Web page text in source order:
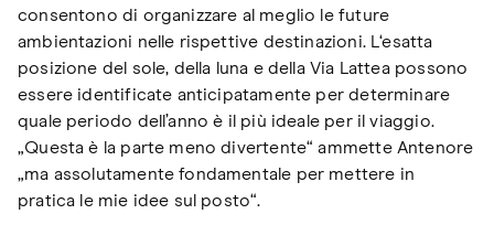
consentono di organizzare al meglio le future
ambientazioni nelle rispettive destinazioni. L‘esatta
posizione del sole, della luna e della Via Lattea possono
essere identificate anticipatamente per determinare
quale periodo dell’anno è il più ideale per il viaggio.
„Questa è la parte meno divertente“ ammette Antenore
„ma assolutamente fondamentale per mettere in
pratica le mie idee sul posto“.